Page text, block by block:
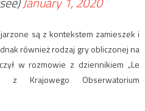
są z kontekstem zamieszek i
również rodzaj gry obliczonej na
w rozmowie z dziennikiem „Le
z Krajowego Obserwatorium